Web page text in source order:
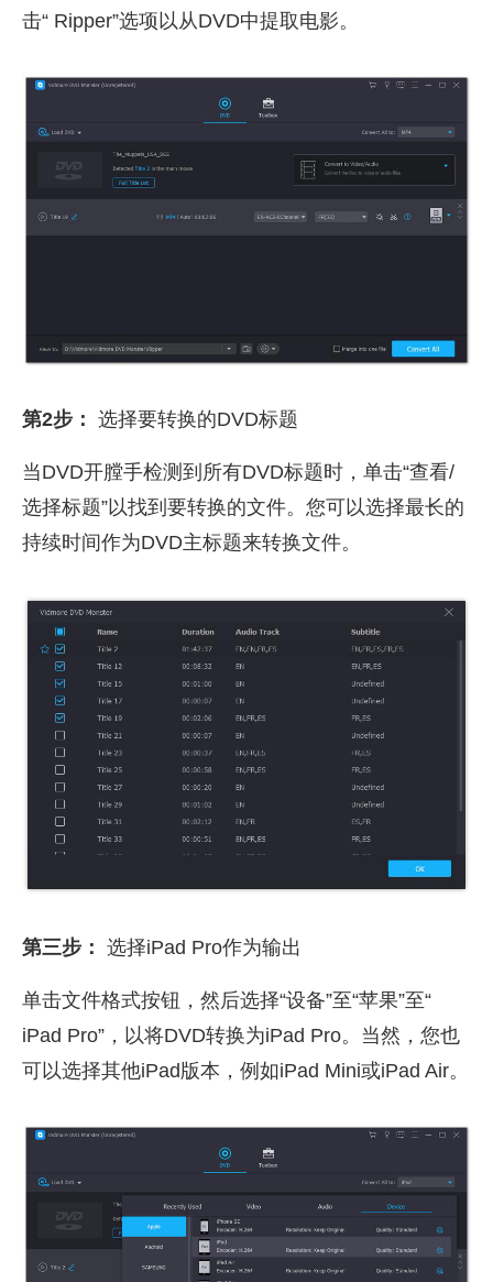
击“ Ripper”选项以从DVD中提取电影。
第2步： 选择要转换的DVD标题
当DVD开膛手检测到所有DVD标题时，单击“查看/
选择标题”以找到要转换的文件。您可以选择最长的
持续时间作为DVD主标题来转换文件。
第三步： 选择iPad Pro作为输出
单击文件格式按钮，然后选择“设备”至“苹果”至“
iPad Pro”，以将DVD转换为iPad Pro。当然，您也
可以选择其他iPad版本，例如iPad Mini或iPad Air。